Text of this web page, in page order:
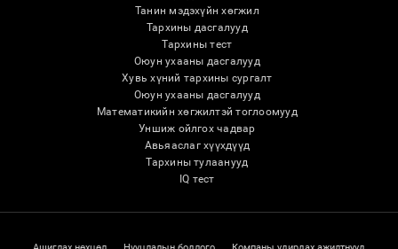
Танин мэдэхүйн хөгжил
Тархины дасгалууд
Тархины тест
Оюун ухааны дасгалууд
Хувь хүний ​​тархины сургалт
Оюун ухааны дасгалууд
Математикийн хөгжилтэй тоглоомууд
Уншиж ойлгох чадвар
Авьяаслаг хүүхдүүд
Тархины тулаанууд
IQ тест